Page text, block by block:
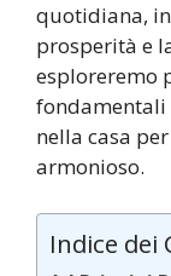
quotidiana,
prosperità e
esploreremo
fondamentali
nella casa
armonioso.
Indice dei